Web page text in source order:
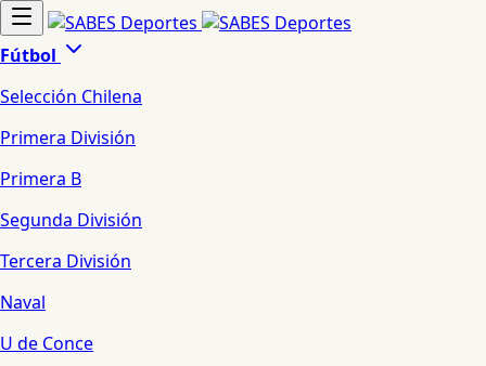
Fútbol
Selección Chilena
Primera División
Primera B
Segunda División
Tercera División
Naval
U de Conce